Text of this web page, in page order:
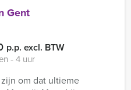
Gent
p.p. excl. BTW
‐ 4 uur
om dat ultieme